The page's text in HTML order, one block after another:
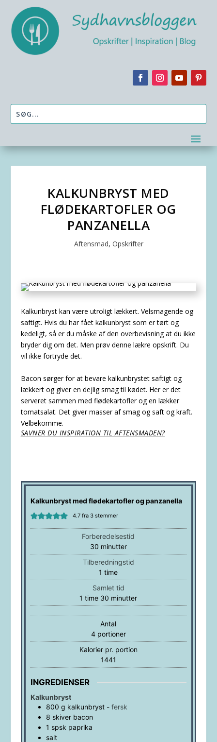
KALKUNBRYST MED
FLØDEKARTOFLER OG
PANZANELLA
Aftensmad, Opskrifter
Kalkunbryst kan være utroligt lækkert. Velsmagende og
saftigt. Hvis du har fået kalkunbryst som er tørt og
kedeligt, så er du måske af den overbevisning at du ikke
bryder dig om det. Men prøv denne lækre opskrift. Du
vil ikke fortryde det.
Bacon sørger for at bevare kalkunbrystet saftigt og
lækkert og giver en dejlig smag til kødet. Her er det
serveret sammen med flødekartofler og en lækker
tomatsalat. Det giver masser af smag og saft og kraft.
Velbekomme.
SAVNER DU INSPIRATION TIL AFTENSMADEN?
Kalkunbryst med flødekartofler og panzanella
4.7fra 3stemmer
Forberedelsestid
30minutter
minutter
Tilberedningstid
1 time
time
Samlet tid
1 time
time 30 minutter
minutter
Antal
4 portioner
Kalorier pr. portion
1441
INGREDIENSER
Kalkunbryst
800 g kalkunbryst- fersk
8 skiver bacon
1 spsk paprika
salt